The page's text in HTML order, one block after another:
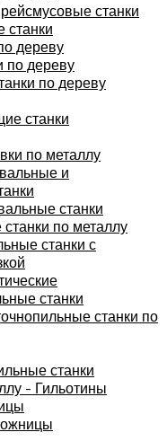
станки
станки
дереву
по дереву
по дереву
станки
по металлу
и
станки
по металлу
станки с
станки
станки по
станки
- Гильотины